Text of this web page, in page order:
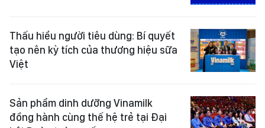
Thấu hiểu người tiêu dùng: Bí quyết
tạo nên kỳ tích của thương hiệu sữa
Việt
Sản phẩm dinh dưỡng Vinamilk
đồng hành cùng thế hệ trẻ tại Đại